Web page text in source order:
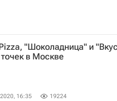
"Шоколадница" и
точек в Москве
16:35 19224